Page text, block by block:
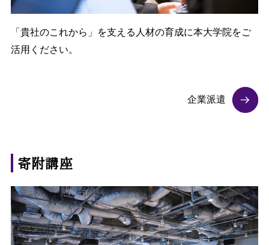
「貴社のこれから」を支える人材の育成に本大学院をご
活用ください。
企業派遣
寄附講座